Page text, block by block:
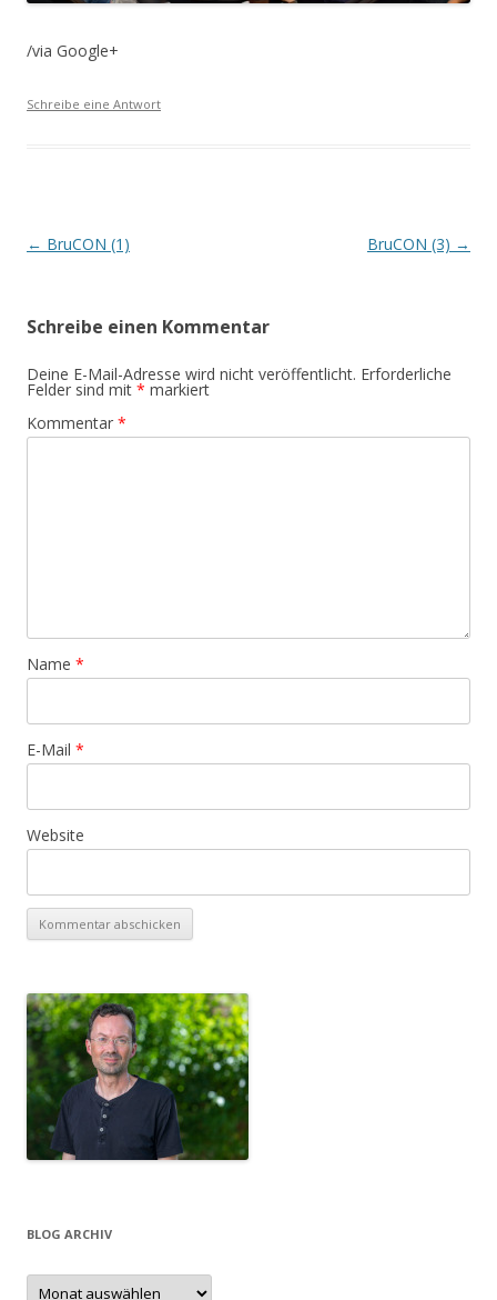
/via Google+
Schreibe eine Antwort
Beitrags-
← BruCON (1) BruCON (3) →
Schreibe einen Kommentar
Deine E-Mail-Adresse wird nicht veröffentlicht. Erforderliche
Felder sind mit * markiert
Kommentar *
Name *
E-Mail *
Website
BLOG ARCHIV
Blog